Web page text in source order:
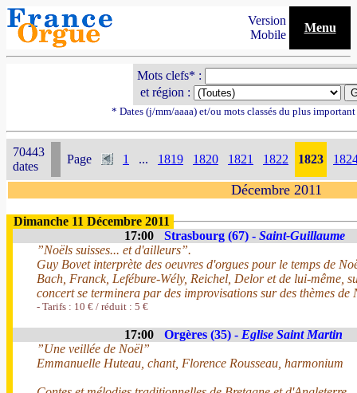
Version
Mobile
Menu
Mots clefs* :
et région :
* Dates (j/mm/aaaa) et/ou mots classés du plus
70443
dates
Page 1 ... 1819 1820 1821 1822 1823
Décembre 2011
Dimanche 11 Décembre 2011
17:00
Strasbourg (67) - Saint-Guillaume
”Noëls suisses... et d'ailleurs”.
Guy Bovet interprète des oeuvres d'orgues pour le temps de
Bach, Franck, Lefébure-Wély, Reichel, Delor et de lui-même,
concert se terminera par des improvisations sur des thèmes
- Tarifs : 10 € / réduit : 5 €
17:00 Orgères (35) - Eglise Saint Martin
”Une veillée de Noël”
Emmanuelle Huteau, chant, Florence Rousseau, harmonium